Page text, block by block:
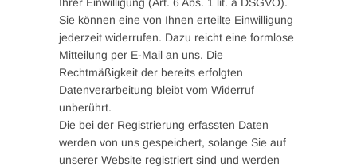
Sie können eine von Ihnen erteilte Einwilligung
jederzeit widerrufen. Dazu reicht eine formlose
Mitteilung per E-Mail an uns. Die
Rechtmäßigkeit der bereits erfolgten
Datenverarbeitung bleibt vom Widerruf
unberührt.
Die bei der Registrierung erfassten Daten
werden von uns gespeichert, solange Sie auf
unserer Website registriert sind und werden